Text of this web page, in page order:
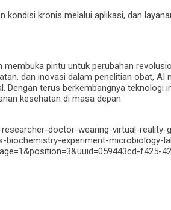
kronis melalui aplikasi, dan
pintu untuk perubahan
dan inovasi dalam penelitian obat, AI
Dengan terus berkembangnya teknologi
kesehatan di masa depan.
doctor-wearing-virtual-reality-
experiment-microbiology-
f425-